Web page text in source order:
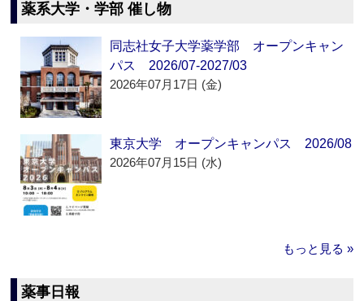
薬系大学・学部 催し物
同志社女子大学薬学部 オープンキャン
パス 2026/07-2027/03
2026年07月17日 (金)
東京大学 オープンキャンパス 2026/08
2026年07月15日 (水)
もっと見る »
薬事日報